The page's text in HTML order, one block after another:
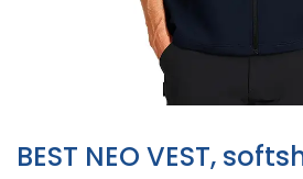
BEST NEO VEST,